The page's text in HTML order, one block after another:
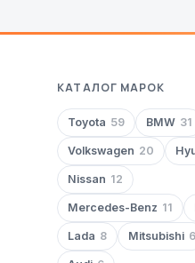
КАТАЛОГ МАРОК
Toyota 59 BMW 31
Volkswagen 20
Nissan 12
Mercedes-Benz 11
Lada 8 Mitsubishi 6